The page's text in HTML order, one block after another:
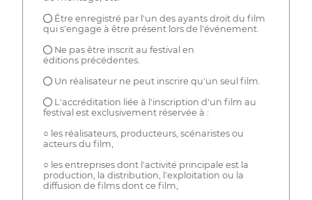
● Être enregistré par l'un des ayants droit du film
qui s'engage à être présent lors de l'événement.
● Ne pas être inscrit au festival en
éditions précédentes.
● Un réalisateur ne peut inscrire qu'un seul film.
● L'accréditation liée à l'inscription d'un film au
festival est exclusivement réservée à :
○ les réalisateurs, producteurs, scénaristes ou
acteurs du film,
○ les entreprises dont l'activité principale est la
production, la distribution, l'exploitation ou la
diffusion de films dont ce film,